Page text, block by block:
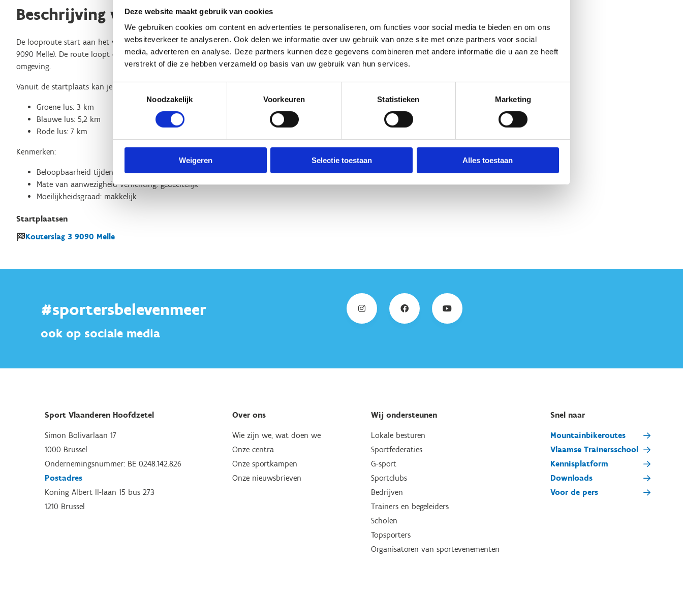
Deze website maakt gebruik van cookies
We gebruiken cookies om content en advertenties te personaliseren, om functies voor social media te bieden en om ons
websiteverkeer te analyseren. Ook delen we informatie over uw gebruik van onze site met onze partners voor social
media, adverteren en analyse. Deze partners kunnen deze gegevens combineren met andere informatie die u aan ze heeft
verstrekt of die ze hebben verzameld op basis van uw gebruik van hun services.
Noodzakelijk
Voorkeuren Statistieken Marketing
Weigeren Selectie toestaan Alles toestaan
Beschrijving van de route
De looproute start aan het vernieuwde sport- en recreatiecentrum Kouterslag (Kouterslag 3
9090 Melle). De route loopt overwegend over onverharde paden in deze groene en natuurrijke
omgeving.
Vanuit de startplaats kan je kiezen uit onderstaande 3 lussen/afstanden:
Groene lus: 3 km
Blauwe lus: 5,2 km
Rode lus: 7 km
Kenmerken:
Beloopbaarheid tijdens nattere perioden : redelijk goed beloopbaar
Mate van aanwezigheid verlichting: gedeeltelijk
Moeilijkheidsgraad: makkelijk
Startplaatsen
Kouterslag 3 9090 Melle
#sportersbelevenmeer
ook op sociale media
Sport Vlaanderen Hoofdzetel
Simon Bolivarlaan 17
1000 Brussel
Ondernemingsnummer: BE 0248.142.826
Postadres
Koning Albert II-laan 15 bus 273
1210 Brussel
Over ons
Wie zijn we, wat doen we
Onze centra
Onze sportkampen
Onze nieuwsbrieven
Wij ondersteunen
Lokale besturen
Sportfederaties
G-sport
Sportclubs
Bedrijven
Trainers en begeleiders
Scholen
Topsporters
Organisatoren van sportevenementen
Snel naar
Mountainbikeroutes
Vlaamse Trainersschool
Kennisplatform
Downloads
Voor de pers